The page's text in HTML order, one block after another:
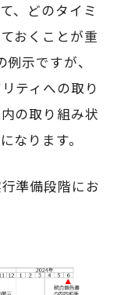
、どのタイミ
おくことが重
示ですが、
ティへの取り
の取り組み状
なります。
準備段階にお